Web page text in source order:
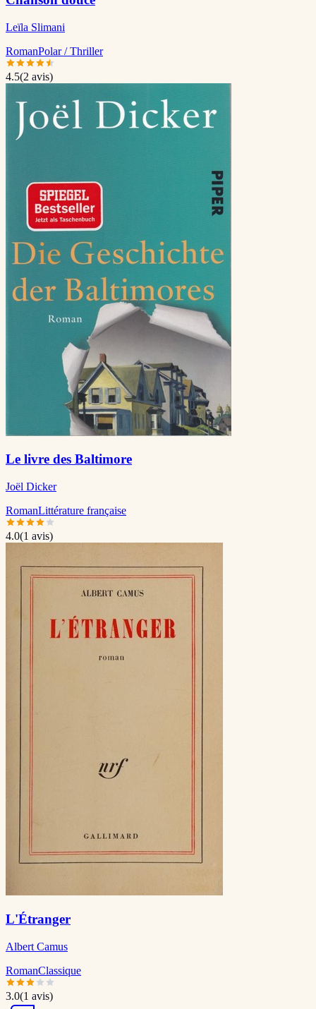
Leïla Slimani
RomanPolar / Thriller
4.5(2 avis)
Le livre des Baltimore
Joël Dicker
RomanLittérature française
4.0(1 avis)
L'Étranger
Albert Camus
RomanClassique
3.0(1 avis)